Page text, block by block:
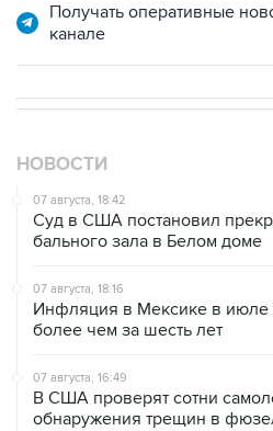
Получать оперативные
канале
НОВОСТИ
07 августа, 18:42
Суд в США постановил
бального зала в Белом доме
07 августа, 18:16
Инфляция в Мексике в июле
более чем за шесть лет
07 августа, 16:49
В США проверят сотни
обнаружения трещин в